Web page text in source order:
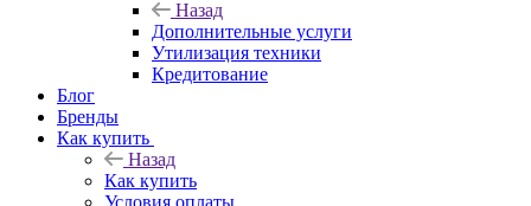
Назад
Дополнительные услуги
Утилизация техники
Кредитование
Блог
Бренды
Как купить
Назад
Как купить
Условия оплаты